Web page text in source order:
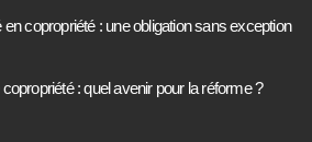
copropriété : une obligation sans exception
: quel avenir pour la réforme ?